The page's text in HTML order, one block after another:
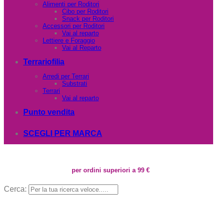
Alimenti per Roditori
Cibo per Roditori
Snack per Roditori
Accessori per Roditori
Vai al reparto
Lettiere e Foraggio
Vai al Reparto
Terrariofilia
Arredi per Terrari
Substrati
Terrari
Vai al reparto
Punto vendita
SCEGLI PER MARCA
per ordini superiori a 99 €
Cerca: